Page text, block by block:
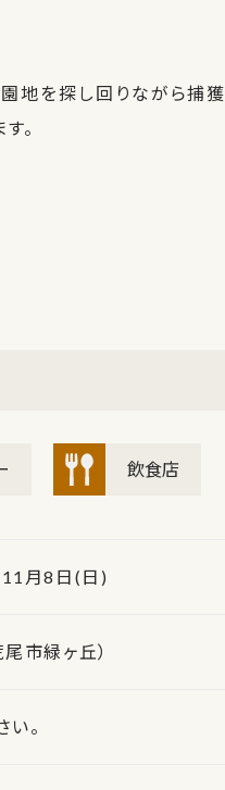
地を探し回りながら捕獲
。
飲食店
月8日(日)
市緑ヶ丘）
。